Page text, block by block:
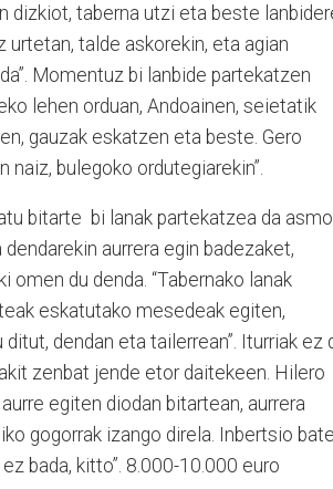
dizkiot, taberna utzi eta beste
urtetan, talde askorekin, eta agian
Momentuz bi lanbide partekatzen
lehen orduan, Andoainen, seietatik
gauzak eskatzen eta beste. Gero
bulegoko ordutegiarekin”.
bitarte bi lanak partekatzea da
aurrera egin badezaket,
omen du denda. “Tabernako lanak
eskatutako mesedeak egiten,
dendan eta tailerrean”. Iturriak ez
zenbat jende etor daitekeen. Hilero
egiten diodan bitartean, aurrera
gogorrak izango direla. Inbertsio
bada, kitto”. 8.000-10.000 euro